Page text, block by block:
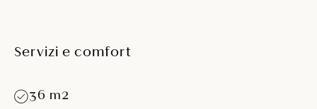
Servizi e comfort
36 m2